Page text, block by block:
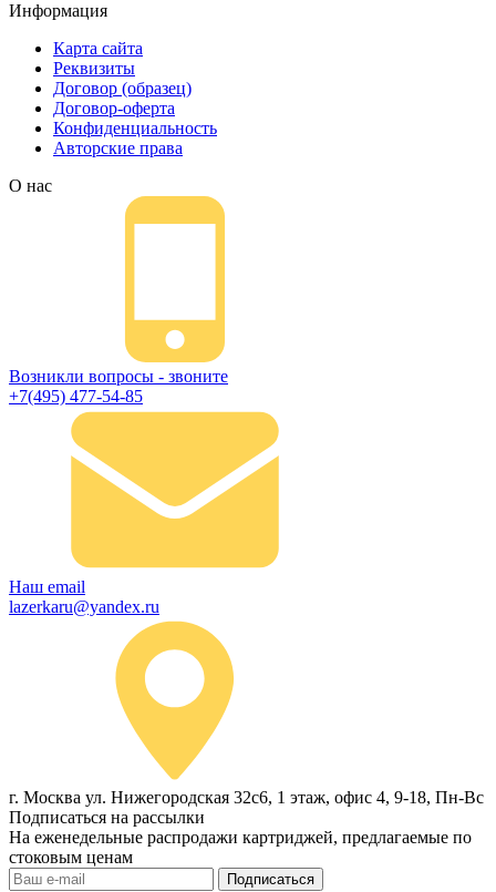
Информация
Карта сайта
Реквизиты
Договор (образец)
Договор-оферта
Конфиденциальность
Авторские права
О нас
Возникли вопросы - звоните
+7(495) 477-54-85
Наш email
lazerkaru@yandex.ru
г. Москва ул. Нижегородская 32с6, 1 этаж, офис 4, 9-18, Пн-Вс
Подписаться на рассылки
На еженедельные распродажи картриджей, предлагаемые по
стоковым ценам
Подписаться